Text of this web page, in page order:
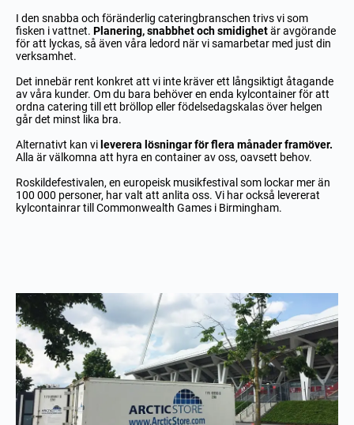
I den snabba och föränderlig cateringbranschen trivs vi som
fisken i vattnet. Planering, snabbhet och smidighetär avgörande
för att lyckas, så även våra ledord när vi samarbetar med just din
verksamhet.
Det innebär rent konkret att vi inte kräver ett långsiktigt åtagande
av våra kunder. Om du bara behöver en enda kylcontainer för att
ordna catering till ett bröllop eller födelsedagskalas över helgen
går det minst lika bra.
Alternativt kan vi leverera lösningar för flera månader framöver.
Alla är välkomna att hyra en container av oss, oavsett behov.
Roskildefestivalen, en europeisk musikfestival som lockar mer än
100 000 personer, har valt att anlita oss. Vi har också levererat
kylcontainrar till Commonwealth Games i Birmingham.